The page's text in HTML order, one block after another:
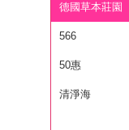
德國草本莊園
566
50惠
清淨海